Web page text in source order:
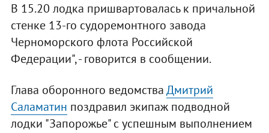
В 15.20 лодка пришвартовалась к причальной
стенке 13-го судоремонтного завода
Черноморского флота Российской
Федерации", - говорится в сообщении.
Глава оборонного ведомстваДмитрий
Саламатин поздравил экипаж подводной
лодки "Запорожье" с успешным выполнением